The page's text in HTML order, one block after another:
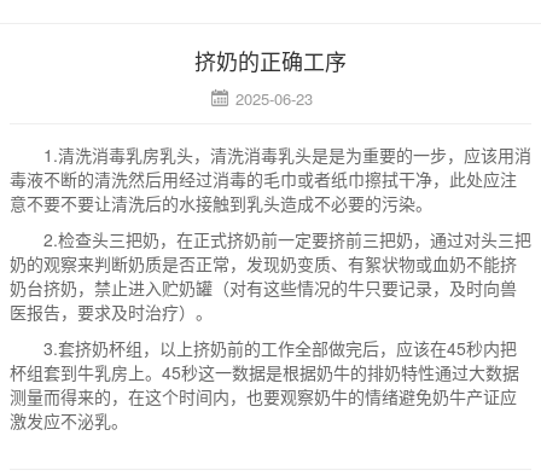
挤奶的正确工序
2025-06-23
1.清洗消毒乳房乳头，清洗消毒乳头是是为重要的一步，应该用消
毒液不断的清洗然后用经过消毒的毛巾或者纸巾擦拭干净，此处应注
意不要不要让清洗后的水接触到乳头造成不必要的污染。
2.检查头三把奶，在正式挤奶前一定要挤前三把奶，通过对头三把
奶的观察来判断奶质是否正常，发现奶变质、有絮状物或血奶不能挤
奶台挤奶，禁止进入贮奶罐（对有这些情况的牛只要记录，及时向兽
医报告，要求及时治疗）。
3.套挤奶杯组，以上挤奶前的工作全部做完后，应该在45秒内把
杯组套到牛乳房上。45秒这一数据是根据奶牛的排奶特性通过大数据
测量而得来的，在这个时间内，也要观察奶牛的情绪避免奶牛产证应
激发应不泌乳。